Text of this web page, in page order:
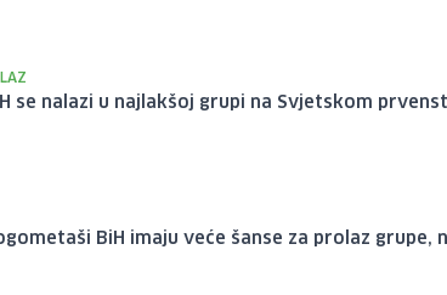
se nalazi u najlakšoj grupi na Svjetskom
BiH imaju veće šanse za prolaz grupe,